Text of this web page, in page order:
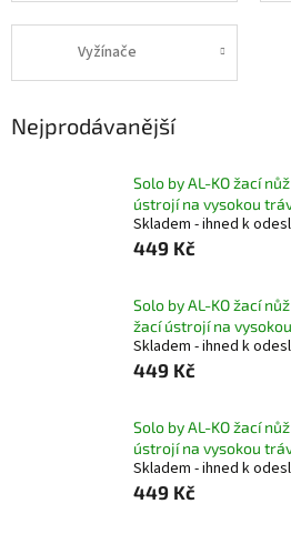
Vyžínače
Nejprodávanější
Solo by AL-KO žací
ústrojí na vysokou
Skladem - ihned k
449 Kč
Solo by AL-KO žací
žací ústrojí na
Skladem - ihned k
449 Kč
Solo by AL-KO žací
ústrojí na vysokou
Skladem - ihned k
449 Kč